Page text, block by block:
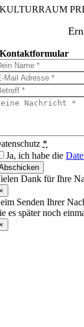
KULTURRAUM
Kontaktformular
*
Ja, ich habe die
Dank für Ihre
Senden Ihrer
es später noch